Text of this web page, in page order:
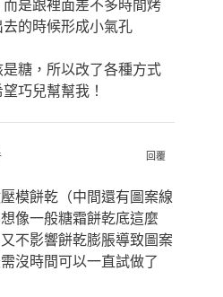
是跟裡面差不多時間烤
的時候形成小氣孔
糖，所以改了各種方式
巧兒幫幫我！
回覆
模餅乾（中間還有圖案線
像一般糖霜餅乾底這麼
不影響餅乾膨脹導致圖案
沒時間可以一直試做了